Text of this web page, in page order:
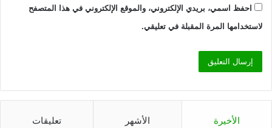
احفظ اسمي، بريدي الإلكتروني، والموقع الإلكتروني في هذا المتصفح
لاستخدامها المرة المقبلة في تعليقي.
الأخيرة الأشهر تعليقات